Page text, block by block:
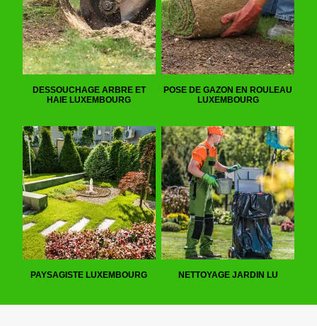
DESSOUCHAGE ARBRE ET
HAIE LUXEMBOURG
POSE DE GAZON EN ROULEAU
LUXEMBOURG
PAYSAGISTE LUXEMBOURG NETTOYAGE JARDIN LU